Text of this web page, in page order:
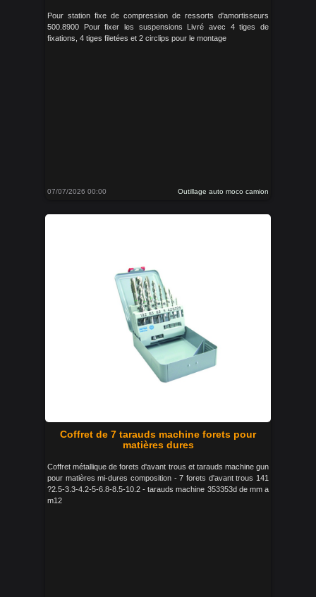
Pour station fixe de compression de ressorts d'amortisseurs
500.8900 Pour fixer les suspensions Livré avec 4 tiges de
fixations, 4 tiges filetées et 2 circlips pour le montage
07/07/2026 00:00 Outillage auto moco camion
Coffret de 7 tarauds machine forets pour
matières dures
Coffret métallique de forets d'avant trous et tarauds machine gun
pour matières mi-dures composition - 7 forets d'avant trous 141
?2.5-3.3-4.2-5-6.8-8.5-10.2 - tarauds machine 353353d de mm a
m12